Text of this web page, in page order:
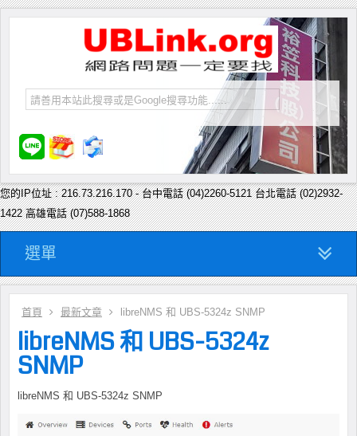
您的IP位址 : 216.73.216.170 - 台中電話 (04)2260-5121 台北電話 (02)2932-
1422 高雄電話 (07)588-1868
選單
首頁 最新文章 libreNMS 和 UBS-5324z SNMP
libreNMS 和 UBS-5324z
SNMP
libreNMS 和 UBS-5324z SNMP